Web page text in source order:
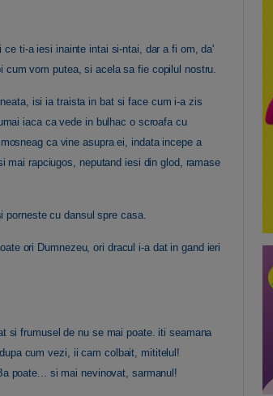
ti-a iesi inainte intai si-ntai, dar a fi om, da'
vom putea, si acela sa fie copilul nostru.
isi ia traista in bat si face cum i-a zis
iaca ca vede in bulhac o scroafa cu
ca vine asupra ei, indata incepe a
mai rapciugos, neputand iesi din glod, ramase
porneste cu dansul spre casa.
ori Dumnezeu, ori dracul i-a dat in gand ieri
si frumusel de nu se mai poate. iti seamana
cum vezi, ii cam colbait, mititelul!
poate... si mai nevinovat, sarmanul!